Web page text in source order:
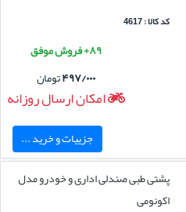
کد کالا : 4617
۸۹+ فروش موفق
۴۹۷/۰۰۰تومان
امکان ارسال روزانه
جزییات و خرید ...
پشتی طبی صندلی اداری و خودرو مدل
اکونومی